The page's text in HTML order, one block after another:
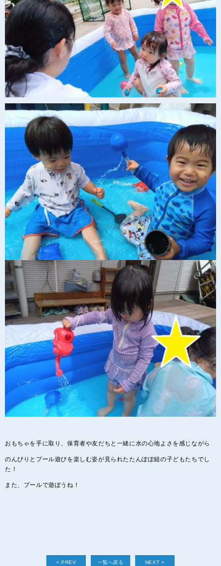
おもちゃを手に取り、保育者や友だちと一緒に水の心地よさを感じながら
のんびりとプール遊びを楽しむ姿が見られたたんぽぽ組の子どもたちでし
た！
また、プールで遊ぼうね！
< PREV 一覧へ戻る NEXT >